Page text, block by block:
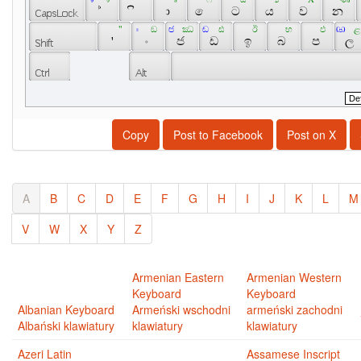
් ි ා ෙ ට ය ව න
'
"
ං
ඞ
ඃ
ජ
ඣ
ඦ
ඩ
ඪ
ඬ
ඉ
ඊ
බ
භ
ප
ඵ
ල
ඏ
Copy Post to Facebook Post on X
A B C D E F G H I J K L
M
V
W X Y Z
Albanian Keyboard
Albański klawiatury
Armenian Eastern
Keyboard
Armeński wschodni
klawiatury
Armenian Western
Keyboard
armeński zachodni
klawiatury
Azeri Latin
Assamese Inscript